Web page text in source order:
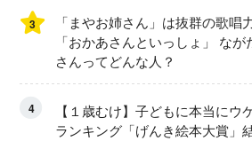
3
「まやお姉さん」は抜群の歌唱
「おかあさんといっしょ」 なが
さんってどんな人？
4
【１歳むけ】子どもに本当にウ
ランキング「げんき絵本大賞」